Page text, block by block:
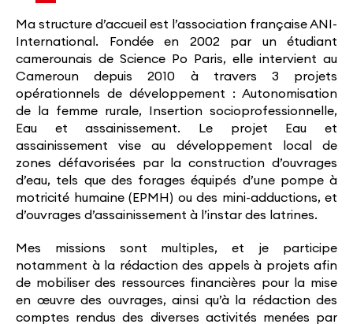
Ma structure d’accueil est l’association française ANI-
International. Fondée en 2002 par un étudiant
camerounais de Science Po Paris, elle intervient au
Cameroun depuis 2010 à travers 3 projets
opérationnels de développement : Autonomisation
de la femme rurale, Insertion socioprofessionnelle,
Eau et assainissement. Le projet Eau et
assainissement vise au développement local de
zones défavorisées par la construction d’ouvrages
d’eau, tels que des forages équipés d’une pompe à
motricité humaine (EPMH) ou des mini-adductions, et
d’ouvrages d’assainissement à l’instar des latrines.
Mes missions sont multiples, et je participe
notamment à la rédaction des appels à projets afin
de mobiliser des ressources financières pour la mise
en œuvre des ouvrages, ainsi qu’à la rédaction des
comptes rendus des diverses activités menées par